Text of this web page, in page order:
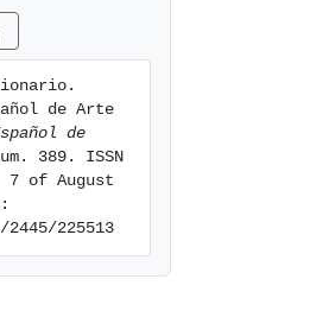
de Arte
de
389. ISSN
7 of August
225513